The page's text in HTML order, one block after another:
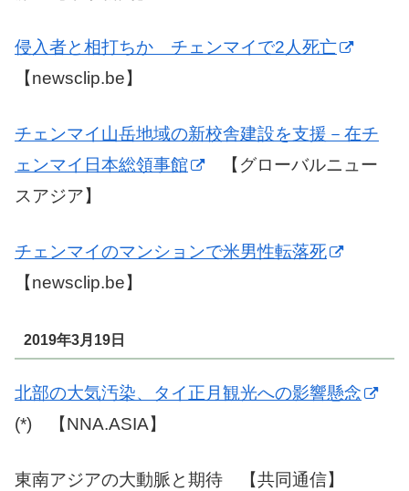
侵入者と相打ちか チェンマイで2人死亡
【newsclip.be】
チェンマイ山岳地域の新校舎建設を支援－在チ
ェンマイ日本総領事館
【グローバルニュー
スアジア】
チェンマイのマンションで米男性転落死
【newsclip.be】
2019年3月19日
北部の大気汚染、タイ正月観光への影響懸念
(*) 【NNA.ASIA】
東南アジアの大動脈と期待 【共同通信】